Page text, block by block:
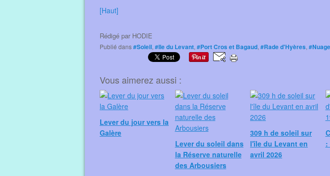
[Haut]
Rédigé par HODIE
Publié dans#Soleil, #Ile du Levant, #Port Cros et Bagaud, #Rade d'Hyères,
Vous aimerez aussi :
Lever du jour vers la
Galère
Lever du soleil dans
la Réserve naturelle
des Arbousiers
309 h de soleil sur
l'île du Levant en
avril 2026
: